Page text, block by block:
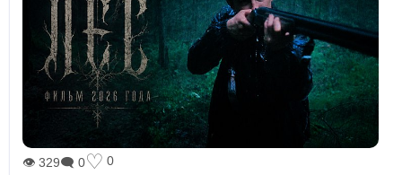
👁 329🗨 0♡ 0